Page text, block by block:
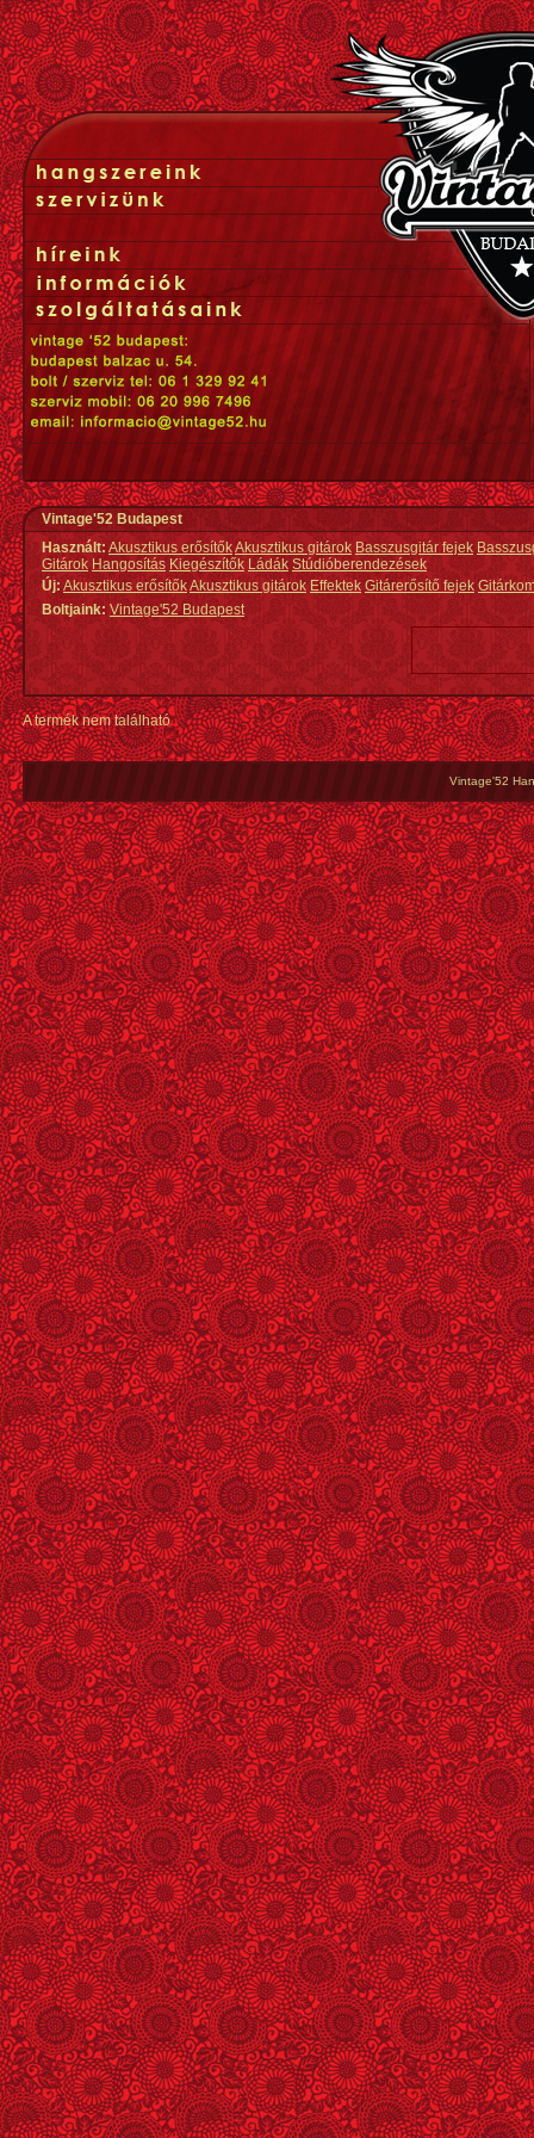
Vintage'52 Budapest
Használt: Akusztikus erősítőkAkusztikus gitárok Basszusgitár fejek
Gitárok Hangosítás Kiegészítők Ládák Stúdióberendezések
Új:Akusztikus erősítőkAkusztikus gitárok Effektek Gitárerősítő fejek
Boltjaink: Vintage'52 Budapest
A termék nem található
Vintage'52